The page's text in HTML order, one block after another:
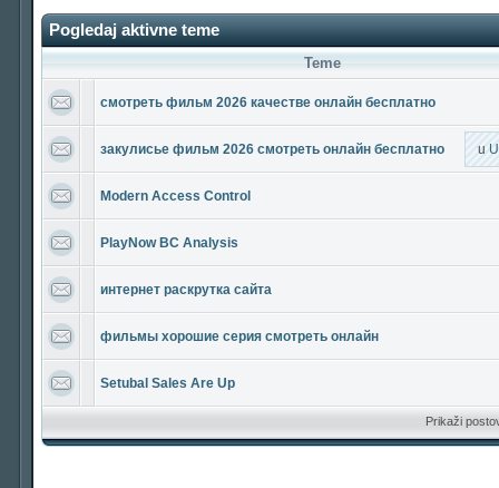
Pogledaj aktivne teme
Teme
смотреть фильм 2026 качестве онлайн бесплатно
закулисье фильм 2026 смотреть онлайн бесплатно u
Modern Access Control
PlayNow BC Analysis
интернет раскрутка сайта
фильмы хорошие серия смотреть онлайн
Setubal Sales Are Up
Prikaži